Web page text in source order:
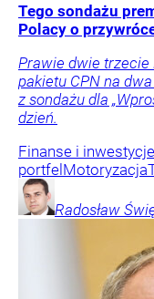
Tego sondażu
Polacy o
Prawie dwie
pakietu CPN na
z sondażu dla
dzień.
Finanse i inwestycje
portfel Motoryzacja
Radosław